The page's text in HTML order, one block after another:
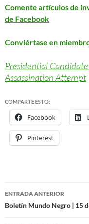
Comente artículos de
de Facebook
Conviértase en
Presidential
Assassination Attempt
COMPARTE ESTO:
Facebook
Pinterest
Navegación
ENTRADA ANTERIOR
Boletín Mundo Negro | 15